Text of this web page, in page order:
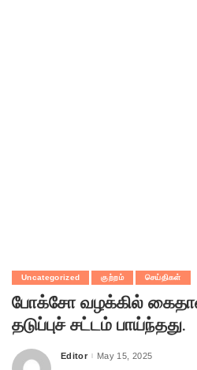
Uncategorized குற்றம் செய்திகள்
போக்சோ வழக்கில்
தடுப்புச் சட்டம் பாய்ந்தது.
Posted
Editor May 15, 2025